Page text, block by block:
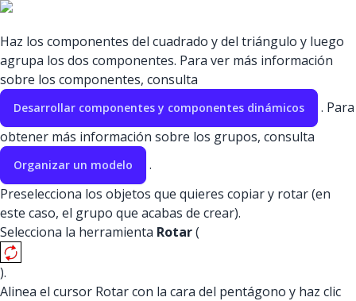
Haz los componentes del cuadrado y del triángulo y luego
agrupa los dos componentes. Para ver más información
sobre los componentes, consulta
Desarrollar componentes y componentes dinámicos
. Para
obtener más información sobre los grupos, consulta
Organizar un modelo
.
Preselecciona los objetos que quieres copiar y rotar (en
este caso, el grupo que acabas de crear).
Selecciona la herramienta Rotar(
).
Alinea el cursor Rotar con la cara del pentágono y haz clic